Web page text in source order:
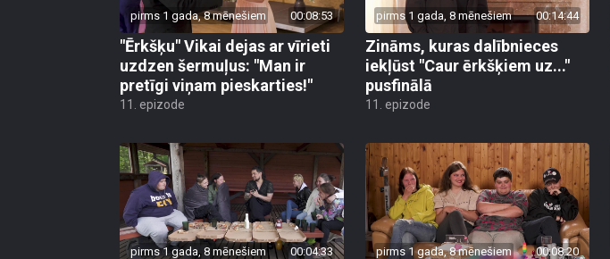
pirms 1 gada, 8 mēnešiem 00:08:53
"Ērkšķu" Vikai dejas ar vīrieti
uzdzen šermuļus: "Man ir
pretīgi viņam pieskarties!"
11. epizode
pirms 1 gada, 8 mēnešiem 00:14:44
Zināms, kuras dalībnieces
iekļūst "Caur ērkšķiem uz..."
pusfinālā
11. epizode
pirms 1 gada, 8 mēnešiem 00:04:33 pirms 1 gada, 8 mēnešiem 00:08:20